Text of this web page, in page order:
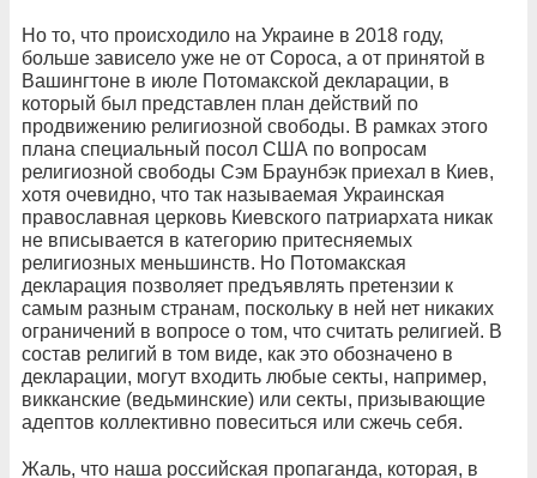
Но то, что происходило на Украине в 2018 году,
больше зависело уже не от Сороса, а от принятой в
Вашингтоне в июле Потомакской декларации, в
который был представлен план действий по
продвижению религиозной свободы. В рамках этого
плана специальный посол США по вопросам
религиозной свободы Сэм Браунбэк приехал в Киев,
хотя очевидно, что так называемая Украинская
православная церковь Киевского патриархата никак
не вписывается в категорию притесняемых
религиозных меньшинств. Но Потомакская
декларация позволяет предъявлять претензии к
самым разным странам, поскольку в ней нет никаких
ограничений в вопросе о том, что считать религией. В
состав религий в том виде, как это обозначено в
декларации, могут входить любые секты, например,
викканские (ведьминские) или секты, призывающие
адептов коллективно повеситься или сжечь себя.
Жаль, что наша российская пропаганда, которая, в